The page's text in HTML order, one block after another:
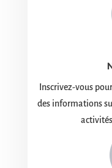
Inscrivez-vous
des informations